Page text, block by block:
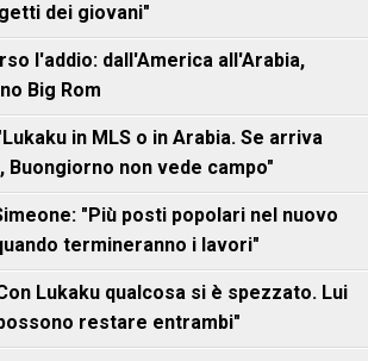
dei giovani"
l'addio: dall'America all'Arabia,
Big Rom
in MLS o in Arabia. Se arriva
non vede campo"
"Più posti popolari nel nuovo
termineranno i lavori"
Lukaku qualcosa si è spezzato. Lui
restare entrambi"